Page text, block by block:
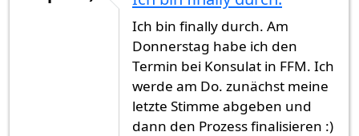
Ich bin finally durch. Am
Donnerstag habe ich den
Termin bei Konsulat in FFM. Ich
werde am Do. zunächst meine
letzte Stimme abgeben und
dann den Prozess finalisieren :)